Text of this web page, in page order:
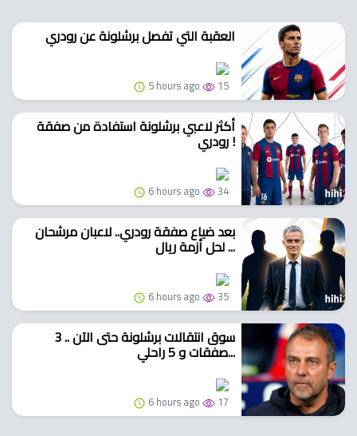
العقبة التي تفصل برشلونة عن رودري
5 hours ago 15
أكثر لاعبي برشلونة استفادة من صفقة
رودري !
6 hours ago 34
بعد ضياع صفقة رودري.. لاعبان مرشحان
لحل أزمة ريال ...
6 hours ago 35
سوق انتقالات برشلونة حتى الآن .. 3
صفقات و 5 راحلي...
6 hours ago 17